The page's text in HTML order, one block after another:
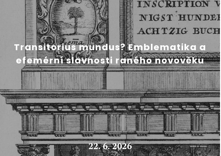
Transitorius mundus? Emblematika a
efemérní slavnosti raného novověku
22. 6. 2026